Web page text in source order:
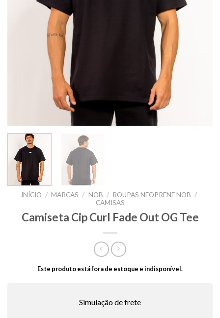
INÍCIO / MARCAS / NOB / ROUPAS NEOPRENE NOB /
CAMISAS
Camiseta Cip Curl Fade Out OG Tee
Este produto está fora de estoque e indisponível.
Simulação de frete